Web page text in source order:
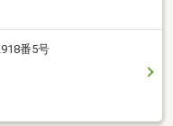
番5号